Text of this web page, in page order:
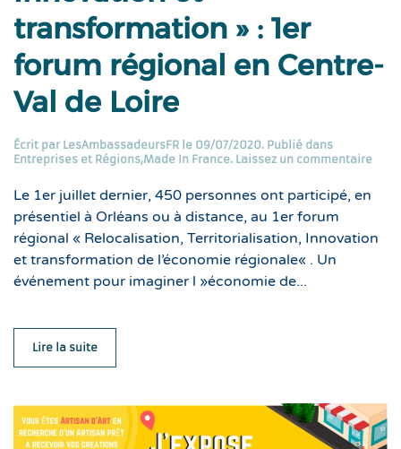
transformation » : 1er
forum régional en Centre-
Val de Loire
Écrit par LesAmbassadeursFR le 09/07/2020. Publié dans
Entreprises et Régions,Made In France. Laissez un commentaire
Le 1er juillet dernier, 450 personnes ont participé, en
présentiel à Orléans ou à distance, au 1er forum
régional « Relocalisation, Territorialisation, Innovation
et transformation de l’économie régionale« . Un
événement pour imaginer l »économie de...
Lire la suite